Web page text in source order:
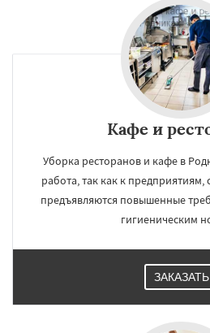
Кафе и
Уборка ресторанов и кафе в
работа, так как к
предъявляются повышенные
гигиеническим
ЗАКАЗАТЬ